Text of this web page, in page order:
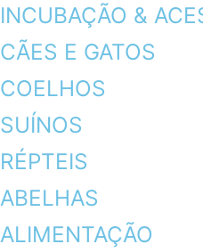
INCUBAÇÃO &
CÃES E GATOS
COELHOS
SUÍNOS
RÉPTEIS
ABELHAS
ALIMENTAÇÃO